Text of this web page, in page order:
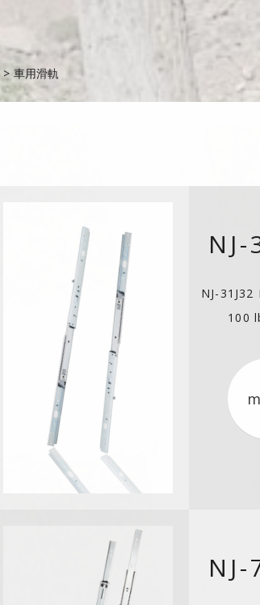
車用滑軌
NJ-
NJ-
100
NJ-